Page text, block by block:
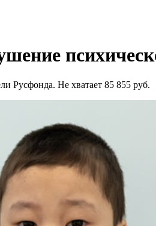
Русфонда. Не хватает 85 855 руб.